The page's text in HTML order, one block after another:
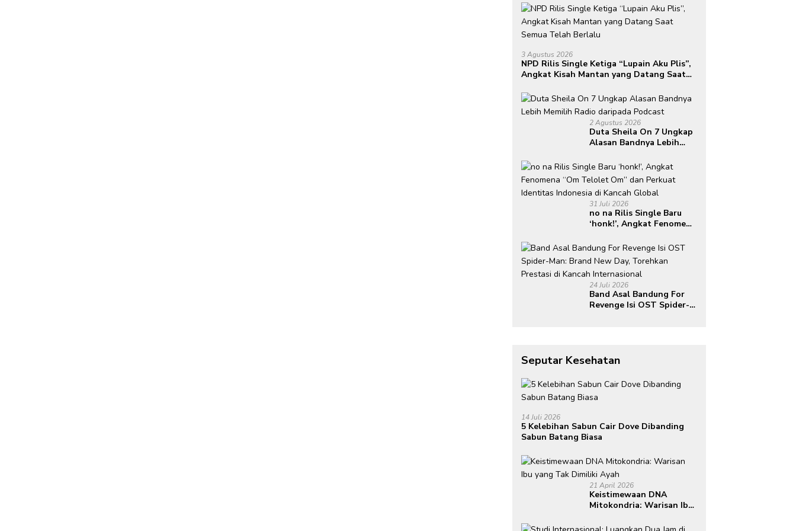
3 Agustus 2026
NPD Rilis Single Ketiga “Lupain Aku Plis”,
Angkat Kisah Mantan yang Datang Saat
2 Agustus 2026
Duta Sheila On 7 Ungkap
Alasan Bandnya Lebih
Podcast
31 Juli 2026
no na Rilis Single Baru
‘honk!’, Angkat Fenomena
Perkuat Identitas
Indonesia di Kancah
Global
24 Juli 2026
Band Asal Bandung For
Revenge Isi OST Spider-
Seputar Kesehatan
14 Juli 2026
5 Kelebihan Sabun Cair Dove Dibanding
Sabun Batang Biasa
21 April 2026
Keistimewaan DNA
Mitokondria: Warisan Ibu